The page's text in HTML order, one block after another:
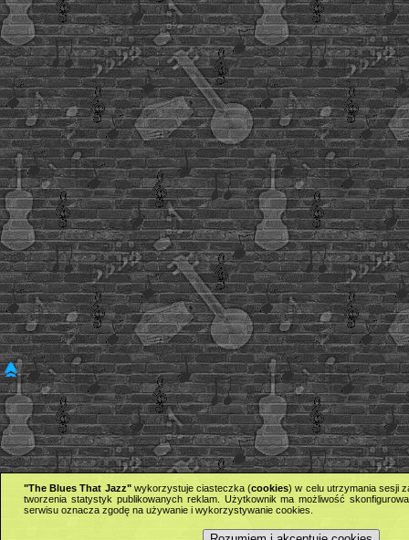
"The Blues That Jazz"wykorzystuje ciasteczka (cookies) w celu utrzymania sesji
tworzenia statystyk publikowanych reklam. Użytkownik ma możliwość
serwisu oznacza zgodę na używanie i wykorzystywanie cookies.